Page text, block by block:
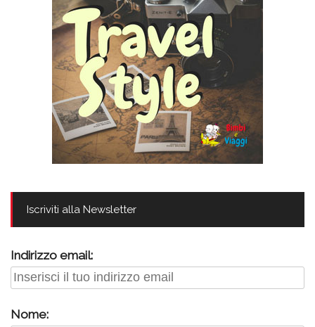
Iscriviti alla Newsletter
Indirizzo email:
Nome: